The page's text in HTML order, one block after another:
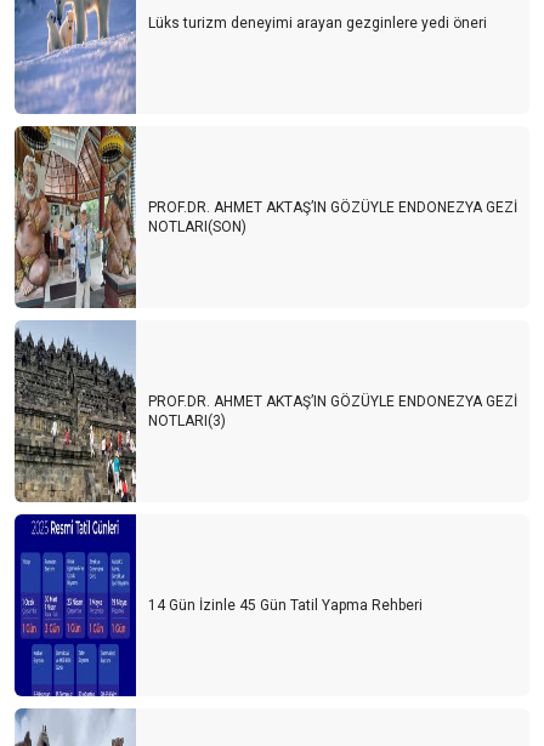
Lüks turizm deneyimi arayan gezginlere yedi öneri
PROF.DR. AHMET AKTAŞ’IN GÖZÜYLE ENDONEZYA GEZİ
NOTLARI(SON)
PROF.DR. AHMET AKTAŞ’IN GÖZÜYLE ENDONEZYA GEZİ
NOTLARI(3)
14 Gün İzinle 45 Gün Tatil Yapma Rehberi